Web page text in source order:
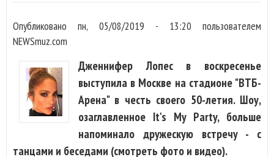
Опубликованопн, 05/08/2019 - 13:20 пользователем
NEWSmuz.com
Дженнифер Лопес в воскресенье
выступила в Москве на стадионе "ВТБ-
Арена" в честь своего 50-летия. Шоу,
озаглавленное It's My Party, больше
напоминало дружескую встречу - с
танцами и беседами (смотреть фото и видео).